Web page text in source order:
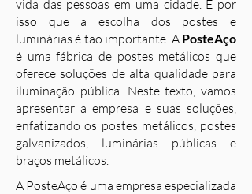
vida das pessoas em uma cidade. É por
isso que a escolha dos postes e
luminárias é tão importante. A PosteAço
é uma fábrica de postes metálicos que
oferece soluções de alta qualidade para
iluminação pública. Neste texto, vamos
apresentar a empresa e suas soluções,
enfatizando os postes metálicos, postes
galvanizados, luminárias públicas e
braços metálicos.
A PosteAço é uma empresa especializada